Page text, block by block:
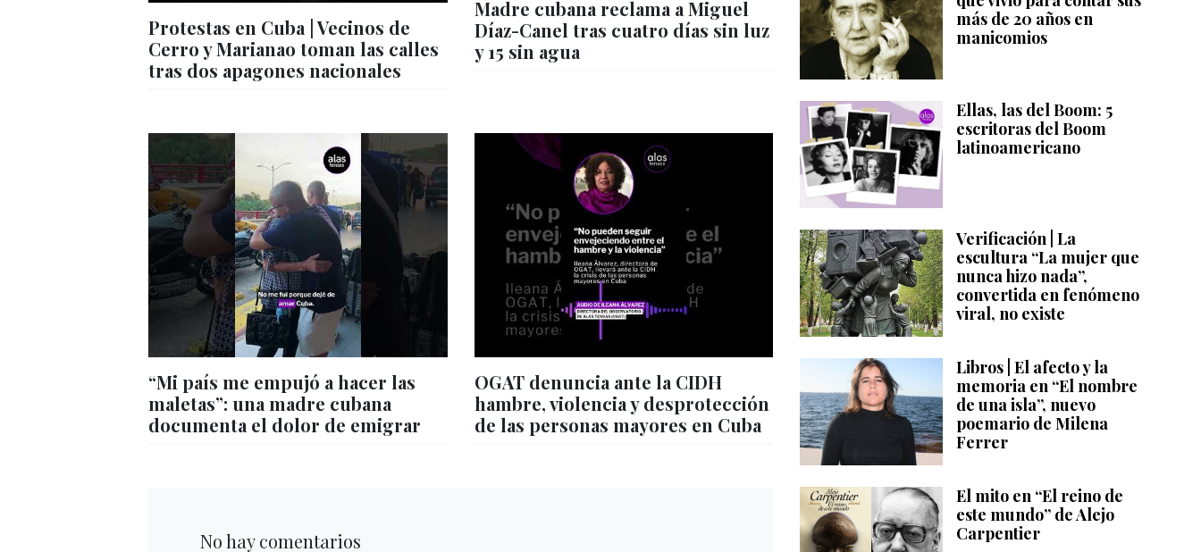
Protestas en Cuba | Vecinos de
Cerro y Marianao toman las calles
tras dos apagones nacionales
Madre cubana reclama a Miguel
Díaz-Canel tras cuatro días sin luz
y 15 sin agua
“Mi país me empujó a hacer las
maletas”: una madre cubana
documenta el dolor de emigrar
OGAT denuncia ante la CIDH
hambre, violencia y desprotección
de las personas mayores en Cuba
No hay comentarios
más de 20 años en
manicomios
Ellas, las del Boom: 5
escritoras del Boom
latinoamericano
Verificación | La
escultura “La mujer que
nunca hizo nada”,
convertida en fenómeno
viral, no existe
Libros | El afecto y la
memoria en “El nombre
de una isla”, nuevo
poemario de Milena
Ferrer
El mito en “El reino de
este mundo” de Alejo
Carpentier